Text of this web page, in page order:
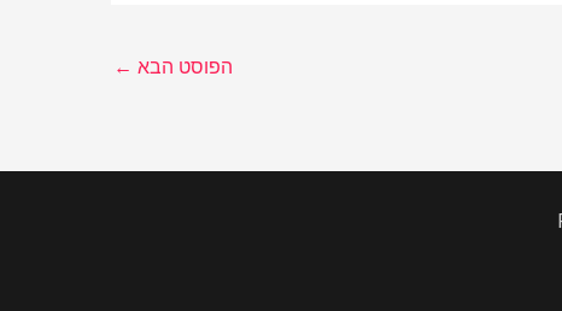
הפוסט הבא ←